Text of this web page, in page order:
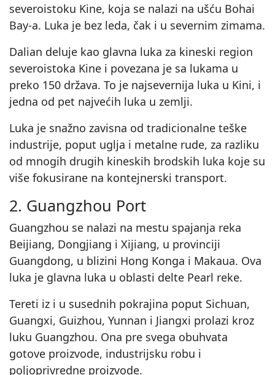
severoistoku Kine, koja se nalazi na ušću Bohai
Bay-a. Luka je bez leda, čak i u severnim zimama.
Dalian deluje kao glavna luka za kineski region
severoistoka Kine i povezana je sa lukama u
preko 150 država. To je najsevernija luka u Kini, i
jedna od pet najvećih luka u zemlji.
Luka je snažno zavisna od tradicionalne teške
industrije, poput uglja i metalne rude, za razliku
od mnogih drugih kineskih brodskih luka koje su
više fokusirane na kontejnerski transport.
2. Guangzhou Port
Guangzhou se nalazi na mestu spajanja reka
Beijiang, Dongjiang i Xijiang, u provinciji
Guangdong, u blizini Hong Konga i Makaua. Ova
luka je glavna luka u oblasti delte Pearl reke.
Tereti iz i u susednih pokrajina poput Sichuan,
Guangxi, Guizhou, Yunnan i Jiangxi prolazi kroz
luku Guangzhou. Ona pre svega obuhvata
gotove proizvode, industrijsku robu i
poljoprivredne proizvode.